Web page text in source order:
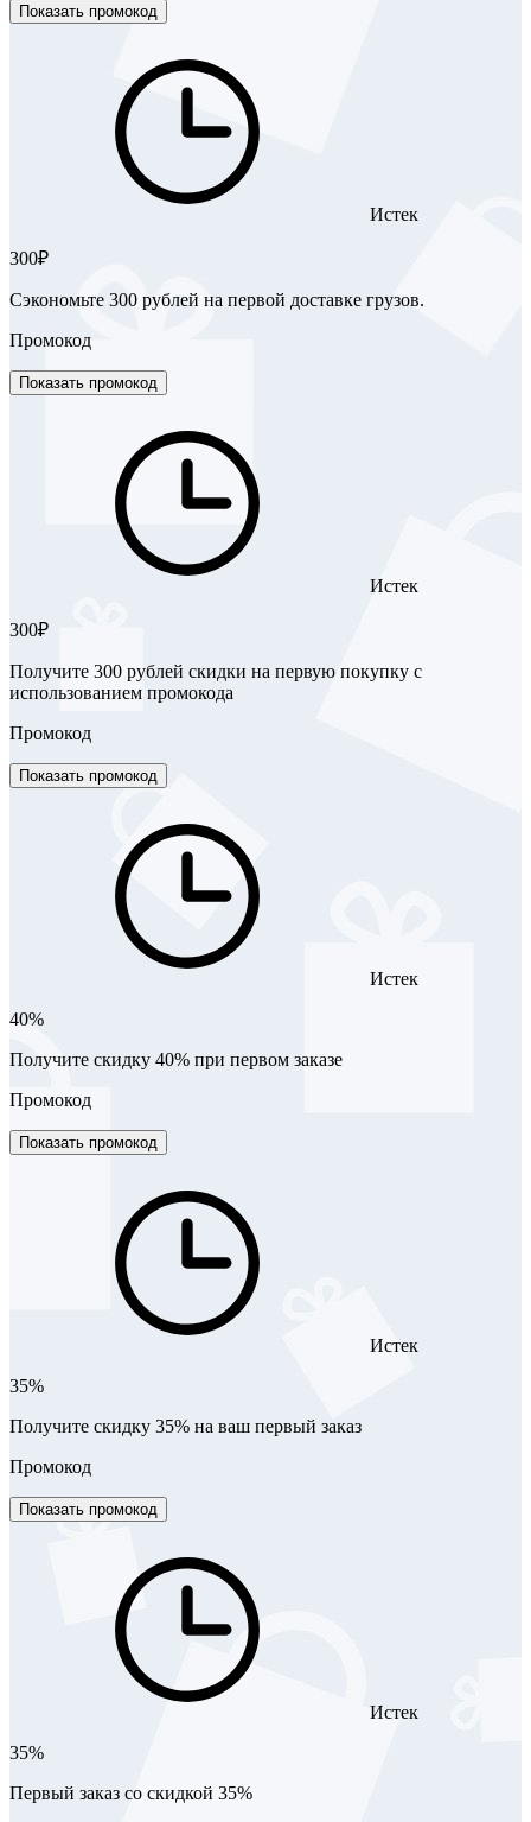
Показать промокод
Истек
300₽
Сэкономьте 300 рублей на первой доставке грузов.
Промокод
Показать промокод
Истек
300₽
Получите 300 рублей скидки на первую покупку с
использованием промокода
Промокод
Показать промокод
Истек
40%
Получите скидку 40% при первом заказе
Промокод
Показать промокод
Истек
35%
Получите скидку 35% на ваш первый заказ
Промокод
Показать промокод
Истек
35%
Первый заказ со скидкой 35%